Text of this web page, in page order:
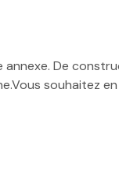
annexe. De
souhaitez